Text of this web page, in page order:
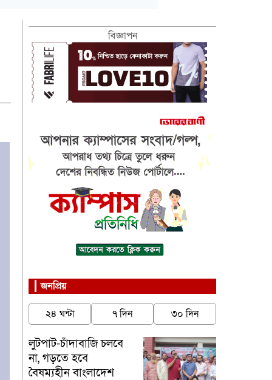
বিজ্ঞাপন
জনপ্রিয়
২৪ ঘন্টা ৭ দিন ৩০ দিন
লুটপাট-চাঁদাবাজি চলবে
না, গড়তে হবে
বৈষম্যহীন বাংলাদেশ